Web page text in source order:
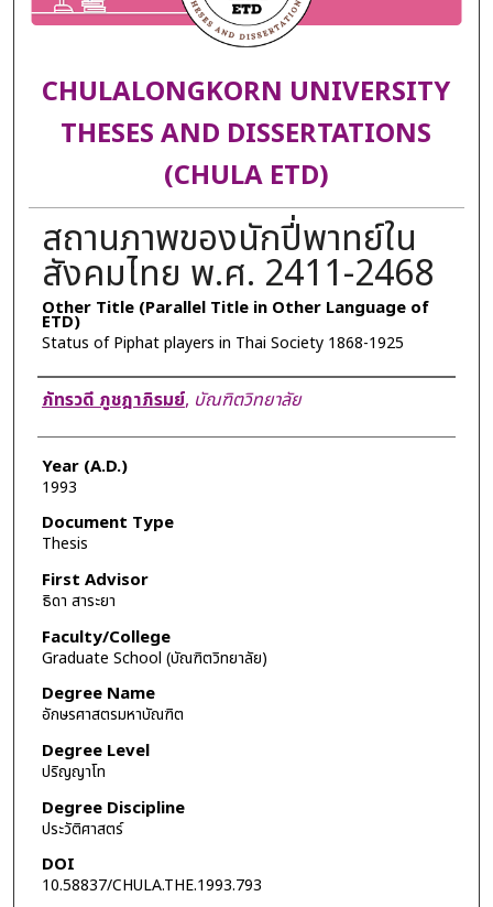
CHULALONGKORN UNIVERSITY
THESES AND DISSERTATIONS
(CHULA ETD)
สถานภาพของนักปี่พาทย์ใน
สังคมไทย พ.ศ. 2411-2468
Other Title (Parallel Title in Other Language of
ETD)
Status of Piphat players in Thai Society 1868-1925
Author
ภัทรวดี ภูชฎาภิรมย์, บัณฑิตวิทยาลัย
Year (A.D.)
1993
Document Type
Thesis
First Advisor
ธิดา สาระยา
Faculty/College
Graduate School (บัณฑิตวิทยาลัย)
Degree Name
อักษรศาสตรมหาบัณฑิต
Degree Level
ปริญญาโท
Degree Discipline
ประวัติศาสตร์
DOI
10.58837/CHULA.THE.1993.793